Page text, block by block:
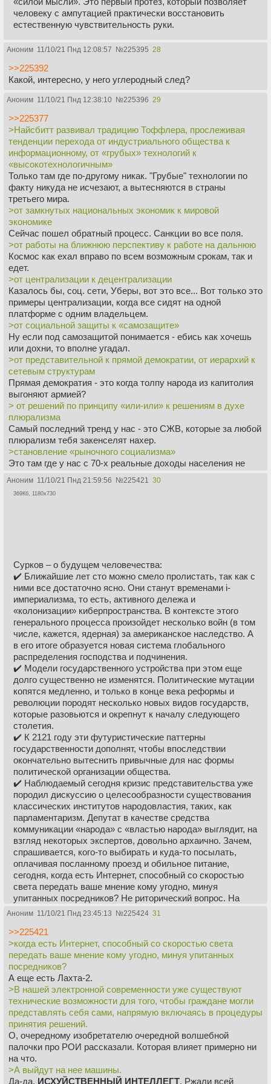
контуру теплиц). Очевидный плюс - можно использовать
лёгкие натяжные конструкции. Очевидный минус -
занимаемая площадь, но это вообще краеугольный камень
всей гелиоэнегретики. Но зато никакой возни с подбором
углов панелей. Интересно, а если вместо турбины
(воздушный) движок Стирлинга поставить, будет больше
КПД?
>Тропопаузные ветроэлектрические станции
Ты же понимаешь, как это заденет имеющееся
авиасообщение, именно эти самые высоты и
использующее?
человеку с ампутацией практически восстановить
естественную чувствительность руки.
Аноним 11/10/21 Пнд 12:08:57 №225395 28
>>225392
Какой, интересно, у него углеродный след?
Аноним 11/10/21 Пнд 12:38:10 №225396 29
>>225377
>Найсбитт развивал традицию Тоффлера, прослеживая
тенденции перехода от индустриального общества к
информационному, от «грубых» технологий к
«высокотехнологичным»
Только там где по-другому никак. "Грубые" технологии по
факту никуда не исчезают, а вытесняются в страны
третьего мира.
>от замкнутых национальных экономик к мировой
экономике
Сейчас пошел обратный процесс. Санкции во все поля.
>от работы на ближнюю перспективу к работе на дальнюю
Космос как ехал вправо по всем возможным срокам, так и
едет.
>от централизации к децентрализации
Казалось бы, соц. сети, Уберы, вот это все... Вот только это
примеры централизации, когда все сидят на одной
платформе с одним владельцем.
>от социальной защиты к «самозащите»
Ну если под самозащитой понимается - ебись как хочешь
или дохни, то вполне угадал.
>от представительной к прямой демократии, от иерархий к
сетевым структурам
Прямая демократия - это когда толпу народа из капитолия
выгоняют армией?
> от решений по принципу «или-или» к решениям в духе
плюрализма
Самый последний тренд у нас - это СЖВ, которые за любой
плюрализм тебя закенселят нахер.
>становление «рыночного социализма»
Это там где у нас с 70-х реальные доходы населения не
>диалектика глобальной интеграции стилей жизни и
своеобразия местных культур
Короче, классические сказочки на тему "ух, вот щас
глобализация наступит и всем сделает счастье и заебись"
не подкрепленные никаким хоть сколько-нибудь
вменяемым экономическим анализом.
Аноним 11/10/21 Пнд 21:59:56 №225421 30
369Кб, 1180x730
Сурков – о будущем человечества:
✔️ Ближайшие лет сто можно смело пролистать, так как с
ними все достаточно ясно. Они станут временами i-
империализма, то есть, активного дележа и
«колонизации» киберпространства. В контексте этого
генерального процесса произойдет несколько войн (в том
числе, кажется, ядерная) за американское наследство. А
в его итоге образуется новая система глобального
распределения господства и подчинения.
✔️ Модели государственного устройства при этом еще
долго существенно не изменятся. Политические мутации
копятся медленно, и только в конце века реформы и
революции породят несколько новых видов государств,
которые разовьются и окрепнут к началу следующего
столетия.
✔️ К 2121 году эти футуристические паттерны
государственности дополнят, чтобы впоследствии
окончательно вытеснить привычные для нас формы
политической организации общества.
✔️ Наблюдаемый сегодня кризис представительства уже
породил дискуссию о целесообразности существования
классических институтов народовластия, таких, как
парламентаризм. Депутат в качестве средства
коммуникации «народа» с «властью народа» выглядит, на
взгляд некоторых экспертов, довольно архаично. Зачем,
спрашивается, кого-то выбирать и куда-то посылать,
оплачивая посланному проезд и обильное питание,
сегодня, когда есть Интернет, способный со скоростью
света передать ваше мнение кому угодно, минуя
упитанных посредников? Не риторический вопрос. На
который есть и такой ответ: в общем-то, незачем.
всем направлениям. С одной стороны, «народные»
представители, превращаются в узурпаторов и
манипуляторов, искажая сигналы, подаваемые народом.
С другой стороны, и сам народ, в свою очередь,
посылает все более путаные сигналы, поскольку живых
избирателей теснят и перекрикивают банды наглых
ботов, фейковых аккаунтов и прочих виртуальных
иммигрантов, дополняющих политическую реальность до
степени неузнаваемости.
✔️ В нашей электронной современности уже существуют
технические возможности для того, чтобы граждане
могли представлять себя сами, напрямую включаясь в
процедуры принятия решений.
✔️ Алгоритмы уже эффективно распоряжаются
Аноним 11/10/21 Пнд 23:45:13 №225424 31
>>225421
>когда есть Интернет, способный со скоростью света
передать ваше мнение кому угодно, минуя упитанных
посредников?
А еще есть Лахта-2.
>В нашей электронной современности уже существуют
технические возможности для того, чтобы граждане могли
представлять себя сами, напрямую включаясь в процедуры
принятия решений.
О, очередному изобретателю очередной волшебной
палочки про РОИ рассказали. Которая влияет примерно ни
на что.
>А выйдут на нее машины.
Да-да, ИСХУЙСТВЕННЫЙ ИНТЕЛЛЕГТ. Ржали всей